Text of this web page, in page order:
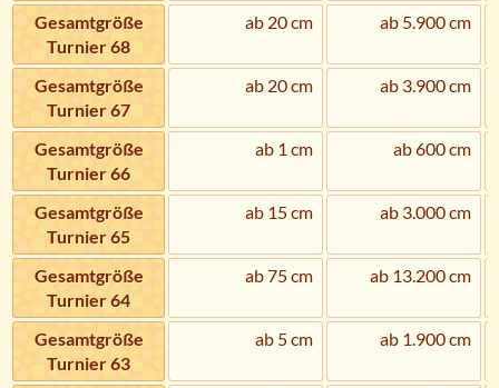
Gesamtgröße
Turnier 68
ab 20 cm ab 5.900 cm
Gesamtgröße
Turnier 67
ab 20 cm ab 3.900 cm
Gesamtgröße
Turnier 66
ab 1 cm ab 600 cm
Gesamtgröße
Turnier 65
ab 15 cm ab 3.000 cm
Gesamtgröße
Turnier 64
ab 75 cm ab 13.200 cm
Gesamtgröße
Turnier 63
ab 5 cm ab 1.900 cm